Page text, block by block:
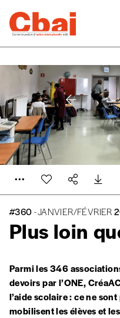
#360- JANVIER/FÉVRIER
Plus loin
Parmi les 346
devoirs par l’ONE,
l’aide scolaire : ce ne
mobilisentles élèves et